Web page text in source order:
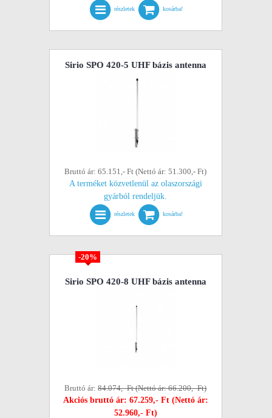
részletek kosárba!
Sirio SPO 420-5 UHF bázis antenna
Bruttó ár: 65.151,- Ft (Nettó ár: 51.300,- Ft)
A terméket közvetlenül az olaszországi
gyárból rendeljük.
részletek kosárba!
-20%
Sirio SPO 420-8 UHF bázis antenna
Bruttó ár:84.074,- Ft (Nettó ár: 66.200,- Ft)
Akciós bruttó ár: 67.259,- Ft (Nettó ár:
52.960,- Ft)